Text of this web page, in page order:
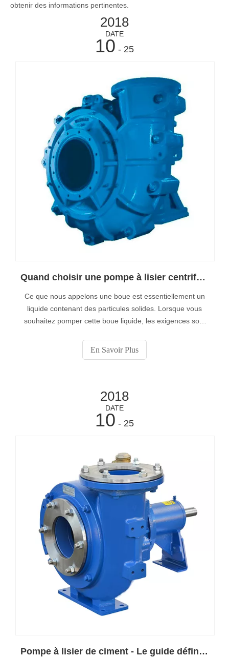
obtenir des informations pertinentes.
2018
DATE
10 - 25
Quand choisir une pompe à lisier centrifuge standard?
Ce que nous appelons une boue est essentiellement un
liquide contenant des particules solides. Lorsque vous
souhaitez pomper cette boue liquide, les exigences sont
Une pompe à eaux usées n'est pas en mesure de traiter
les particules solides du lisier.
En Savoir Plus
2018
DATE
10 - 25
Pompe à lisier de ciment - Le guide définitif